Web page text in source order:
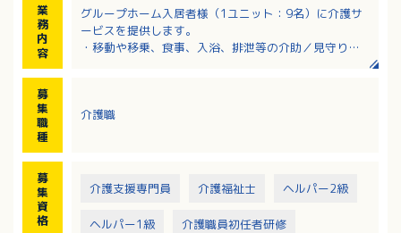
業
務
内
容
グループホーム入居者様（1ユニット：9名）に介護サ
ービスを提供します。
・移動や移乗、食事、入浴、排泄等の介助／見守り
等）
募
集
職
種
介護職
募
集
資
格
介護支援専門員 介護福祉士 ヘルパー2級
ヘルパー1級 介護職員初任者研修